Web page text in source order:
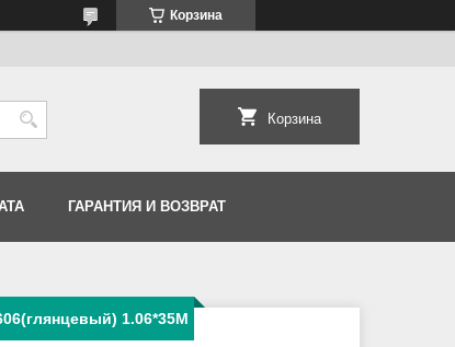
Корзина
Корзина
ГАРАНТИЯ И ВОЗВРАТ
1.06*35M